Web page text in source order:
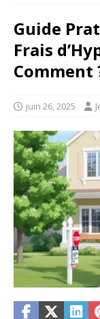
Guide
Frais
Comment
juin 26, 2025